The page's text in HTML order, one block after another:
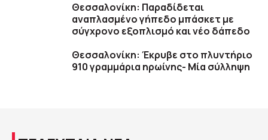
Θεσσαλονίκη: Παραδίδεται
αναπλασμένο γήπεδο μπάσκετ με
σύγχρονο εξοπλισμό και νέο δάπεδο
Θεσσαλονίκη: Έκρυβε στο πλυντήριο
910 γραμμάρια ηρωίνης- Μία σύλληψη